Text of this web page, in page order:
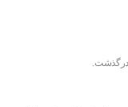
درگذشت.